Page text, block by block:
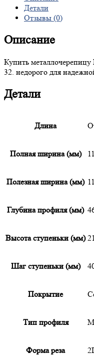
Детали
Отзывы (0)
Описание
Купить
32. недорого для
Детали
Длина
Полная ширина (мм)
Полезная ширина (мм)
Глубина профиля (мм)
Высота ступеньки (мм) 21
Шаг ступеньки (мм)
Покрытие
Тип профиля
Форма реза